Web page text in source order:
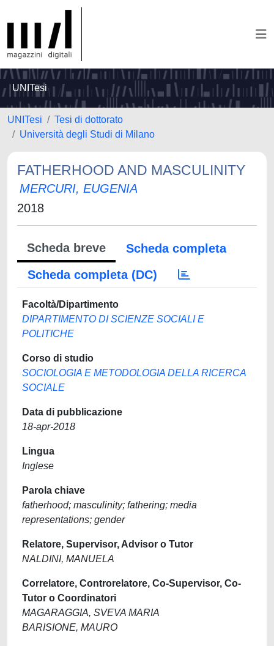
UNITesi
UNITesi
Tesi di dottorato
Università degli Studi di Milano
FATHERHOOD AND MASCULINITY
MERCURI, EUGENIA
2018
Scheda breve
Scheda completa
Scheda completa (DC)
Facoltà/Dipartimento
DIPARTIMENTO DI SCIENZE SOCIALI E
POLITICHE
Corso di studio
SOCIOLOGIA E METODOLOGIA DELLA RICERCA
SOCIALE
Data di pubblicazione
18-apr-2018
Lingua
Inglese
Parola chiave
fatherhood; masculinity; fathering; media
representations; gender
Relatore, Supervisor, Advisor o Tutor
NALDINI, MANUELA
Correlatore, Controrelatore, Co-Supervisor, Co-
Tutor o Coordinatori
MAGARAGGIA, SVEVA MARIA
BARISIONE, MAURO